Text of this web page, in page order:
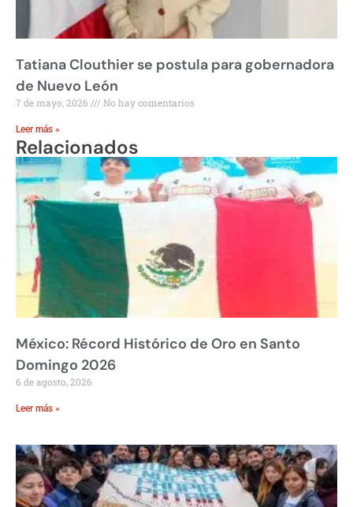
Tatiana Clouthier se postula para gobernadora
de Nuevo León
7 de mayo, 2026 No hay comentarios
Leer más »
Relacionados
México: Récord Histórico de Oro en Santo
Domingo 2026
6 de agosto, 2026
Leer más »